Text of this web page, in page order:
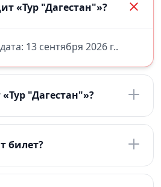
«Тур "Дагестан"»?
13 сентября 2026 г..
"Дагестан"»?
билет?